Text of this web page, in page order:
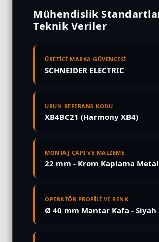
Mühendislik
Teknik Veriler
ÜRETİCİ MARKA GÜVENCESİ
SCHNEIDER ELECTRIC
ÜRÜN REFERANS KODU
XB4BC21 (Harmony XB4)
MONTAJ ÇAPI VE MALZEME
22 mm - Krom Kaplama Metal
OPERATÖR PROFİLİ VE RENK
Ø 40 mm Mantar Kafa - Siyah